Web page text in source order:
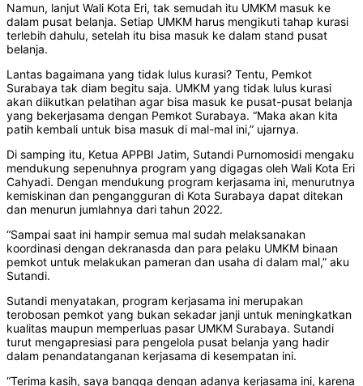
Namun, lanjut Wali Kota Eri, tak semudah itu UMKM masuk ke
dalam pusat belanja. Setiap UMKM harus mengikuti tahap kurasi
terlebih dahulu, setelah itu bisa masuk ke dalam stand pusat
belanja.
Lantas bagaimana yang tidak lulus kurasi? Tentu, Pemkot
Surabaya tak diam begitu saja. UMKM yang tidak lulus kurasi
akan diikutkan pelatihan agar bisa masuk ke pusat-pusat belanja
yang bekerjasama dengan Pemkot Surabaya. “Maka akan kita
patih kembali untuk bisa masuk di mal-mal ini,” ujarnya.
Di samping itu, Ketua APPBI Jatim, Sutandi Purnomosidi mengaku
mendukung sepenuhnya program yang digagas oleh Wali Kota Eri
Cahyadi. Dengan mendukung program kerjasama ini, menurutnya
kemiskinan dan pengangguran di Kota Surabaya dapat ditekan
dan menurun jumlahnya dari tahun 2022.
“Sampai saat ini hampir semua mal sudah melaksanakan
koordinasi dengan dekranasda dan para pelaku UMKM binaan
pemkot untuk melakukan pameran dan usaha di dalam mal,” aku
Sutandi.
Sutandi menyatakan, program kerjasama ini merupakan
terobosan pemkot yang bukan sekadar janji untuk meningkatkan
kualitas maupun memperluas pasar UMKM Surabaya. Sutandi
turut mengapresiasi para pengelola pusat belanja yang hadir
dalam penandatanganan kerjasama di kesempatan ini.
“Terima kasih, saya bangga dengan adanya kerjasama ini, karena